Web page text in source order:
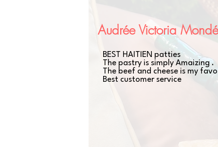
Audrée Victoria
BEST HAITIEN patties
The pastry is simply Amaizing .
The beef and cheese is my
Best customer service